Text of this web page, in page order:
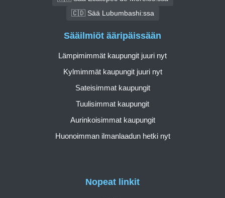
🇨🇩 Sää Lubumbashi:ssa
Nopeat linkit
Sääilmiöt ääripäissään
Lämpimimmät kaupungit juuri nyt
Kylmimmät kaupungit juuri nyt
Sateisimmat kaupungit
Tuulisimmat kaupungit
Aurinkoisimmat kaupungit
Huonoimman ilmanlaadun hetki nyt